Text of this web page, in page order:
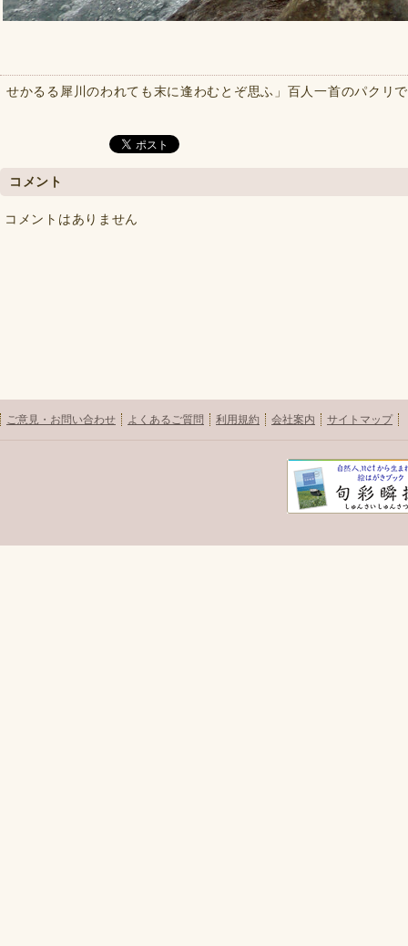
せかるる犀川のわれても末に逢わむとぞ思ふ」百人一首のパクリ
コメント
コメントはありません
ご意見・お問い合わせ よくあるご質問 利用規約 会社案内 サイトマップ